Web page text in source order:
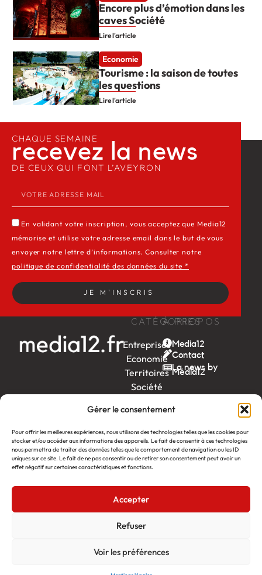
Gérer le consentement
Pour offrir les meilleures expériences, nous utilisons des technologies telles que les cookies pour
stocker et/ou accéder aux informations des appareils. Le fait de consentir à ces technologies
nous permettra de traiter des données telles que le comportement de navigation ou les ID
uniques sur ce site. Le fait de ne pas consentir ou de retirer son consentement peut avoir un
effet négatif sur certaines caractéristiques et fonctions.
Accepter
Refuser
Voir les préférences
Encore plus d’émotion dans les
caves Société
Lire l'article
Economie
Tourisme : la saison de toutes
les questions
Lire l'article
CATÉGORIES
Entreprises
Economie
Territoires
Société
end
Ambition
by EDF
itw
by
Léa
À PROPOS
Media12
Contact
La news by
Média12
CHAQUE SEMAINE
recevez la news​
DE CEUX QUI FONT L’AVEYRON
En validant votre inscription, vous acceptez que Media12
mémorise et utilise votre adresse email dans le but de vous
envoyer notre lettre d’informations. Consulter notre
politique de confidentialité des données du site *
JE M'INSCRIS